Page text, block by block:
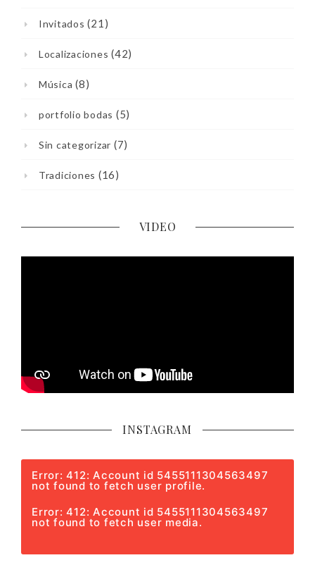
Invitados (21)
Localizaciones (42)
Música (8)
portfolio bodas (5)
Sin categorizar (7)
Tradiciones (16)
VIDEO
INSTAGRAM
Error: 412: Account id 5455111304563497
not found to fetch user profile.
Error: 412: Account id 5455111304563497
not found to fetch user media.